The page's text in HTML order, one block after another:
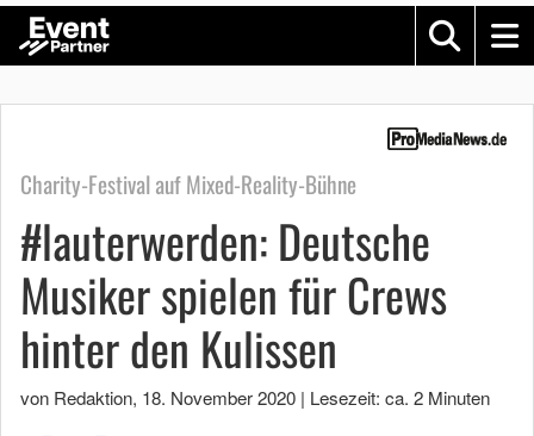
Charity-Festival auf Mixed-Reality-Bühne
#lauterwerden: Deutsche
Musiker spielen für Crews
hinter den Kulissen
von Redaktion, 18. November 2020 | Lesezeit: ca. 2 Minuten